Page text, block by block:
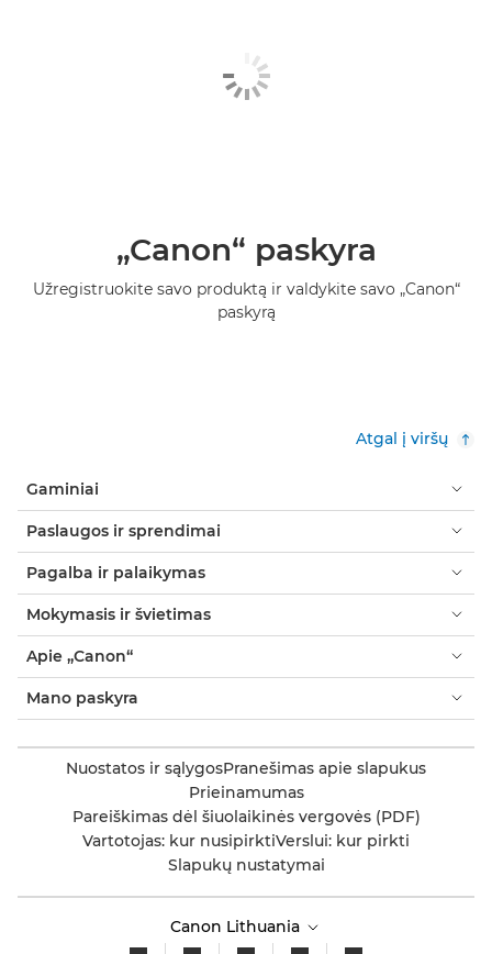
„Canon“ paskyra
Užregistruokite savo produktą ir valdykite savo „Canon“
paskyrą
Atgal į viršų
Gaminiai
Paslaugos ir sprendimai
Pagalba ir palaikymas
Mokymasis ir švietimas
Apie „Canon“
Mano paskyra
Nuostatos ir sąlygosPranešimas apie slapukus
Prieinamumas
Pareiškimas dėl šiuolaikinės vergovės (PDF)
Vartotojas: kur nusipirktiVerslui: kur pirkti
Slapukų nustatymai
Canon Lithuania